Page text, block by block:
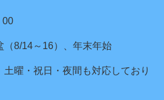
8/14～16）、年末年始
曜・祝日・夜間も対応しており